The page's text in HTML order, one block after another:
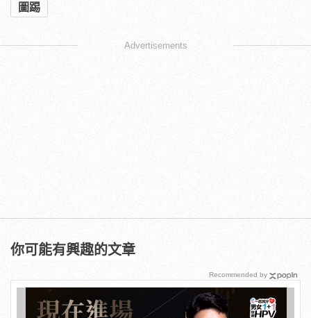
圖踢
Advertisements
你可能有興趣的文章
Recommended by